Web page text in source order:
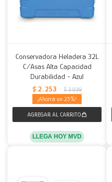
Conservadora Heladera 32L
C/Asas Alta Capacidad
Durabilidad - Azul
$ 2.253 $ 3.039
25
LLEGA HOY MVD